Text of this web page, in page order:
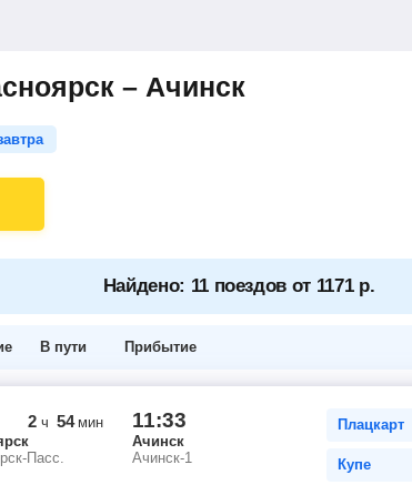
– Ачинск
Найдено: 11 поездов от 1171 р.
В пути Прибытие
2 ч54мин
Пасс.
11:33
Ачинск
Ачинск-1
Плацкарт
Купе